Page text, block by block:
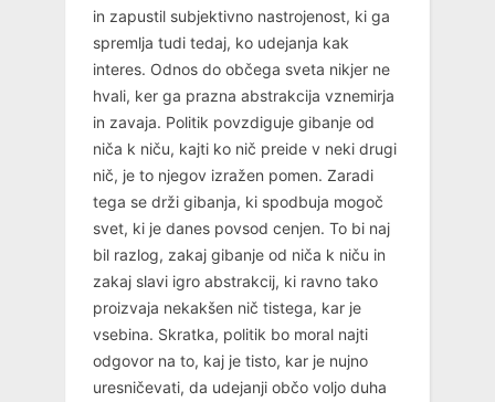
in zapustil subjektivno nastrojenost, ki ga
spremlja tudi tedaj, ko udejanja kak
interes. Odnos do občega sveta nikjer ne
hvali, ker ga prazna abstrakcija vznemirja
in zavaja. Politik povzdiguje gibanje od
niča k niču, kajti ko nič preide v neki drugi
nič, je to njegov izražen pomen. Zaradi
tega se drži gibanja, ki spodbuja mogoč
svet, ki je danes povsod cenjen. To bi naj
bil razlog, zakaj gibanje od niča k niču in
zakaj slavi igro abstrakcij, ki ravno tako
proizvaja nekakšen nič tistega, kar je
vsebina. Skratka, politik bo moral najti
odgovor na to, kaj je tisto, kar je nujno
uresničevati, da udejanji občo voljo duha